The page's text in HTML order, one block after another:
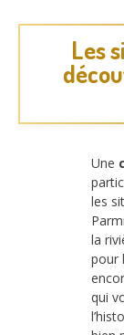
Les
Une
les
la
pour
qui